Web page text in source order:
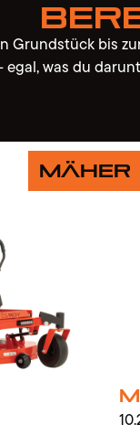
Grundstück bis
egal, was du
Mäher